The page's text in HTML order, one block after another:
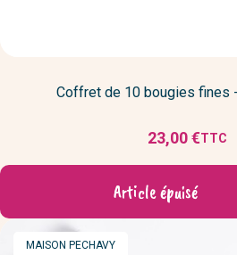
Coffret de 10 bougies fines
Prix
23,00 €TTC
Article épuisé
MARQUE
MAISON PECHAVY